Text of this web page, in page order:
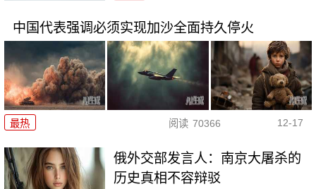
中国代表强调必须实现加沙全面持久停火
最热 阅读 70366 12-17
俄外交部发言人：南京大屠杀的
历史真相不容辩驳